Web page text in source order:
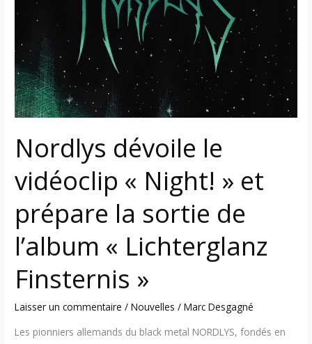
Nordlys dévoile le
vidéoclip « Night! » et
prépare la sortie de
l’album « Lichterglanz
Finsternis »
Laisser un commentaire /Nouvelles /Marc Desgagné
Les pionniers allemands du black metal NORDLYS, fondés en
vidéoclip
« Night! »
prépare
la
sortie
de
« Lichterglanz
Finsternis »